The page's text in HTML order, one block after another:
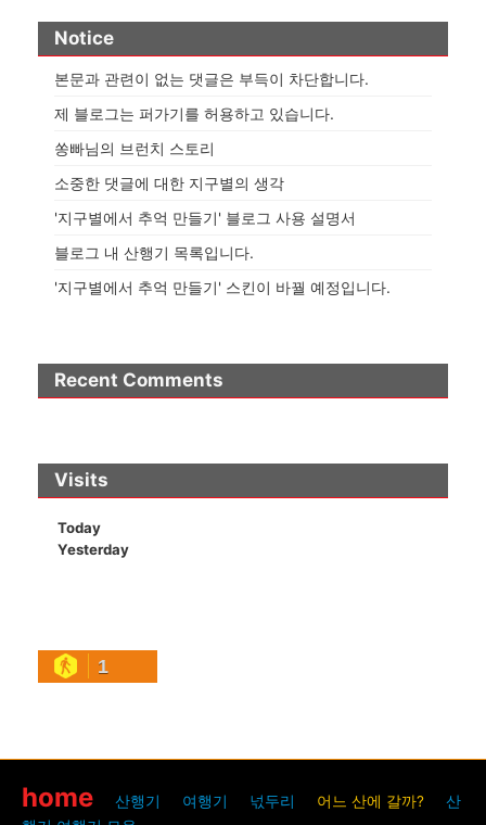
Notice
본문과 관련이 없는 댓글은 부득이 차단합니다.
제 블로그는 퍼가기를 허용하고 있습니다.
쏭빠님의 브런치 스토리
소중한 댓글에 대한 지구별의 생각
'지구별에서 추억 만들기' 블로그 사용 설명서
블로그 내 산행기 목록입니다.
'지구별에서 추억 만들기' 스킨이 바꿜 예정입니다.
Recent Comments
Visits
Today
Yesterday
1
home 산행기 여행기 넋두리 어느 산에 갈까?
산